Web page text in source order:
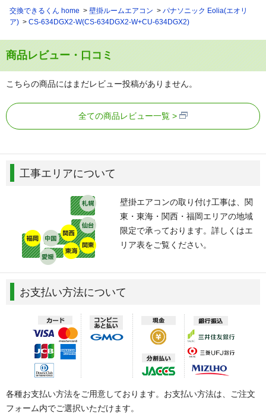
交換できるくん home 壁掛ルームエアコン
パナソニック Eolia(エオリ
ア)
CS-634DGX2-W(CS-634DGX2-W+CU-634DGX2)
商品レビュー・口コミ
こちらの商品にはまだレビュー投稿がありません。
全ての商品レビュー一覧
工事エリアについて
壁掛エアコンの取り付け工事は、関
東・東海・関西・福岡エリアの地域
限定で承っております。詳しくはエ
リア表をご覧ください。
お支払い方法について
各種お支払い方法をご用意しております。お支払い方法は、ご注文
フォーム内でご選択いただけます。